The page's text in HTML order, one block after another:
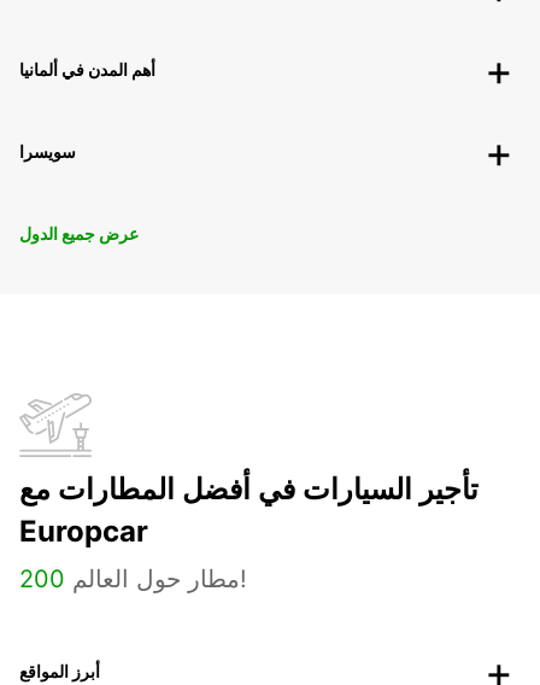
أهم المدن في ألمانيا
سويسرا
عرض جميع الدول
تأجير السيارات في أفضل المطارات مع
Europcar
200 مطار حول العالم!
أبرز المواقع